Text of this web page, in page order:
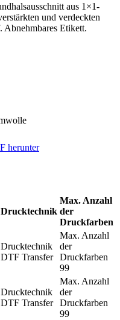
aus 1×1-
und verdeckten
Abnehmbares Etikett.
herunter
Drucktechnik
Max. Anzahl
der
Druckfarben
Drucktechnik
DTF Transfer
Max. Anzahl
der
Druckfarben
99
Drucktechnik
DTF Transfer
Max. Anzahl
der
Druckfarben
99